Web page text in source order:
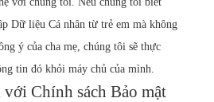
Dữ liệu Cá nhân từ trẻ em mà không
ý của cha mẹ, chúng tôi sẽ thực
tin đó khỏi máy chủ của mình.
Chính sách Bảo mật